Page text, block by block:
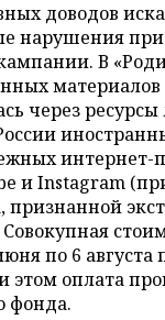
доводов
нарушения
В
материалов
через
интернет-
и Instagram
по 6 августа
этом оплата
фонда.